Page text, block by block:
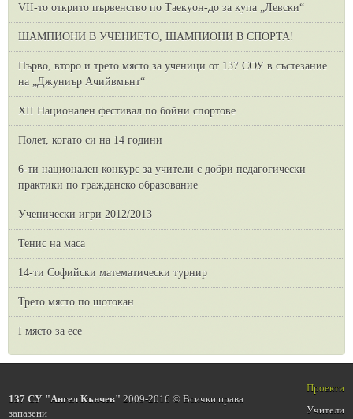
VII-то открито първенство по Таекуон-до за купа „Левски“
ШАМПИОНИ В УЧЕНИЕТО, ШАМПИОНИ В СПОРТА!
Първо, второ и трето място за ученици от 137 СОУ в състезание
на „Джуниър Ачийвмънт“
XII Национален фестивал по бойни спортове
Полет, когато си на 14 години
6-ти национален конкурс за учители с добри педагогически
практики по гражданско образование
Ученически игри 2012/2013
Тенис на маса
14-ти Софийски математически турнир
Трето място по шотокан
I място за есе
137 СУ "Ангел Кънчев" 2009-2016 © Всички права
запазени
Проекти
Учители